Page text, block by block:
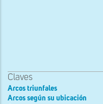
Claves
Arcos triunfales
Arcos según su ubicación